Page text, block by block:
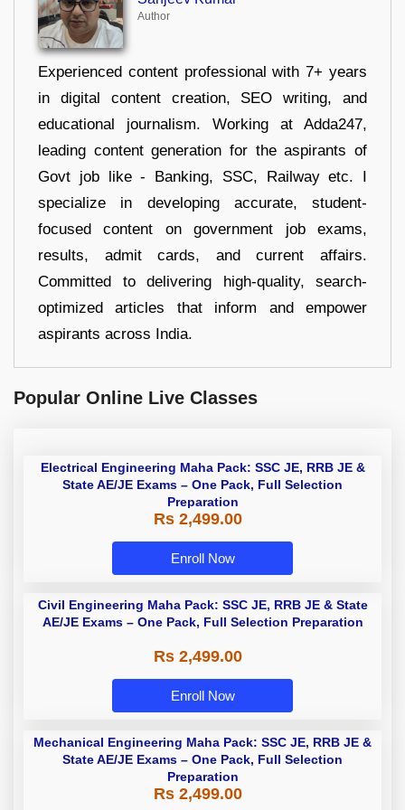
Author
Experienced content professional with 7+ years
in digital content creation, SEO writing, and
educational journalism. Working at Adda247,
leading content generation for the aspirants of
Govt job like - Banking, SSC, Railway etc. I
specialize in developing accurate, student-
focused content on government job exams,
results, admit cards, and current affairs.
Committed to delivering high-quality, search-
optimized articles that inform and empower
aspirants across India.
Popular Online Live Classes
Electrical Engineering Maha Pack:
SSC JE, RRB JE & State AE/JE
Exams – One Pack, Full Selection
Preparation
Rs 2,499.00
Enroll Now
Civil Engineering Maha Pack: SSC
JE, RRB JE & State AE/JE Exams –
Preparation
Rs 2,499.00
Enroll Now
Mechanical Engineering Maha
Pack: SSC JE, RRB JE & State
AE/JE Exams – One Pack, Full
Selection Preparation
Rs 2,499.00